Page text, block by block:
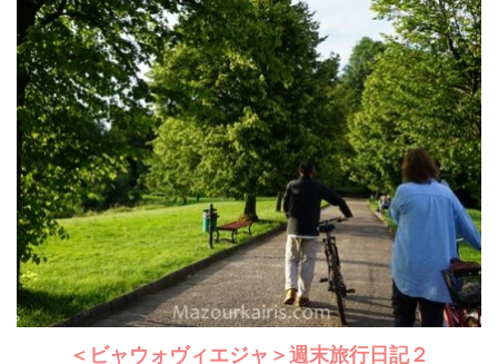
＜ビャウォヴィエジャ＞週末旅行日記２